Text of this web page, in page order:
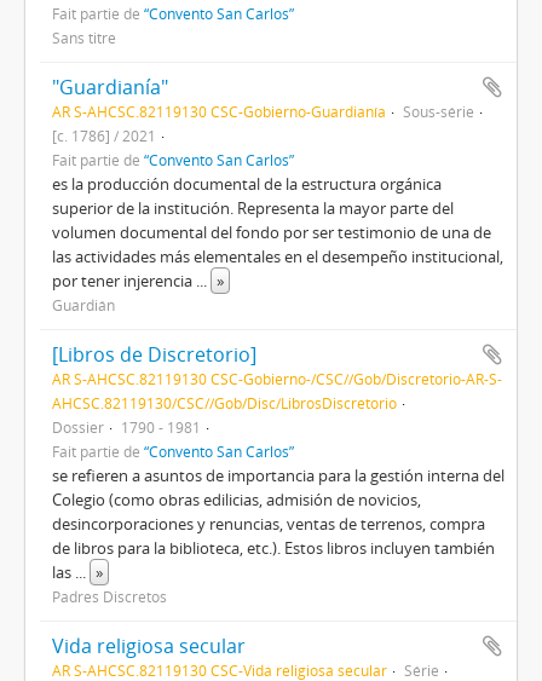
Fait partie de “Convento San Carlos”
Sans titre
"Guardianía"
AR S-AHCSC.82119130 CSC-Gobierno-Guardianía
Sous-série
[c. 1786] / 2021
Fait partie de “Convento San Carlos”
es la producción documental de la estructura orgánica
superior de la institución. Representa la mayor parte del
volumen documental del fondo por ser testimonio de una de
las actividades más elementales en el desempeño institucional,
por tener injerencia ... »
Guardián
[Libros de Discretorio]
AR S-AHCSC.82119130 CSC-Gobierno-/CSC//Gob/Discretorio-AR-S-
AHCSC.82119130/CSC//Gob/Disc/LibrosDiscretorio
Dossier
1790 - 1981
Fait partie de “Convento San Carlos”
se refieren a asuntos de importancia para la gestión interna del
Colegio (como obras edilicias, admisión de novicios,
desincorporaciones y renuncias, ventas de terrenos, compra
de libros para la biblioteca, etc.). Estos libros incluyen también
las ... »
Padres Discretos
Vida religiosa secular
AR S-AHCSC.82119130 CSC-Vida religiosa secular
Série